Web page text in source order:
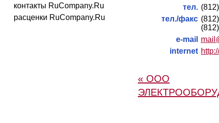
контакты RuCompany.Ru
расценки RuCompany.Ru
тел.
тел./факс
e-mail
internet
« ООО